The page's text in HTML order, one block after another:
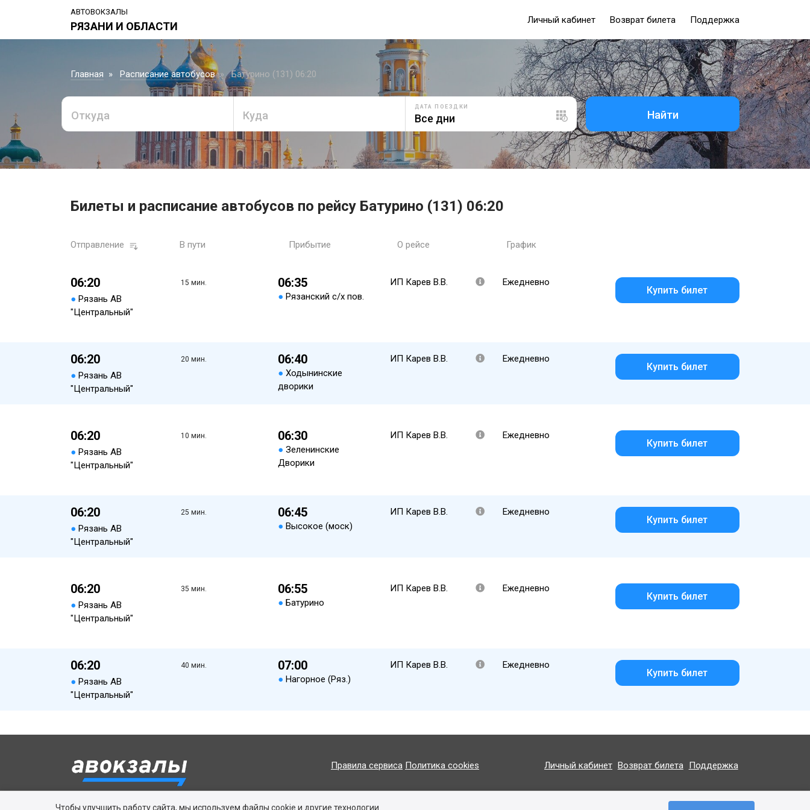
АВТОВОКЗАЛЫ
РЯЗАНИ И ОБЛАСТИ
Личный кабинет Возврат билета Поддержка
Главная Расписание автобусов Батурино (131) 06:20
Откуда Куда
ДАТА ПОЕЗДКИ
Найти
Билеты и расписание автобусов по рейсу Батурино (131) 06:20
Отправление В пути Прибытие О рейсе График
06:20
● Рязань АВ
"Центральный"
15 мин. 06:35
● Рязанский с/х пов.
ИП Карев В.В. Ежедневно
Купить билет
06:20
● Рязань АВ
"Центральный"
20 мин. 06:40
● Ходынинские
дворики
ИП Карев В.В. Ежедневно
Купить билет
06:20
● Рязань АВ
"Центральный"
10 мин. 06:30
● Зеленинские
Дворики
ИП Карев В.В. Ежедневно
Купить билет
06:20
● Рязань АВ
"Центральный"
25 мин. 06:45
● Высокое (моск)
ИП Карев В.В. Ежедневно
Купить билет
06:20
● Рязань АВ
"Центральный"
35 мин. 06:55
● Батурино
ИП Карев В.В. Ежедневно
Купить билет
06:20
● Рязань АВ
"Центральный"
40 мин. 07:00
● Нагорное (Ряз.)
ИП Карев В.В. Ежедневно
Купить билет
Правила сервиса Политика cookies Личный кабинет Возврат билета Поддержка
© 2016-2026 ООО «Изи Вей»
Чтобы улучшить работу сайта, мы используем файлы cookie и другие технологии.